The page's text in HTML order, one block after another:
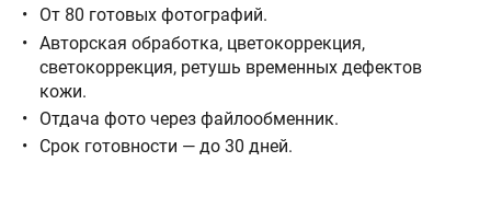
От 80 готовых фотографий.
Авторская обработка, цветокоррекция,
светокоррекция, ретушь временных дефектов
кожи.
Отдача фото через файлообменник.
Срок готовности — до 30 дней.